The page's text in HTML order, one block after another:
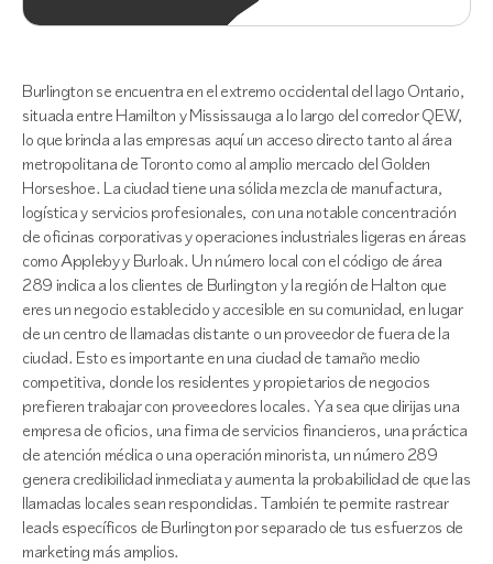
Burlington se encuentra en el extremo occidental del lago Ontario,
situada entre Hamilton y Mississauga a lo largo del corredor QEW,
lo que brinda a las empresas aquí un acceso directo tanto al área
metropolitana de Toronto como al amplio mercado del Golden
Horseshoe. La ciudad tiene una sólida mezcla de manufactura,
logística y servicios profesionales, con una notable concentración
de oficinas corporativas y operaciones industriales ligeras en áreas
como Appleby y Burloak. Un número local con el código de área
289 indica a los clientes de Burlington y la región de Halton que
eres un negocio establecido y accesible en su comunidad, en lugar
de un centro de llamadas distante o un proveedor de fuera de la
ciudad. Esto es importante en una ciudad de tamaño medio
competitiva, donde los residentes y propietarios de negocios
prefieren trabajar con proveedores locales. Ya sea que dirijas una
empresa de oficios, una firma de servicios financieros, una práctica
de atención médica o una operación minorista, un número 289
genera credibilidad inmediata y aumenta la probabilidad de que las
llamadas locales sean respondidas. También te permite rastrear
leads específicos de Burlington por separado de tus esfuerzos de
marketing más amplios.